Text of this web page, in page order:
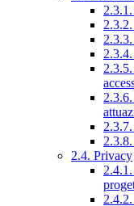
2.4. Privacy